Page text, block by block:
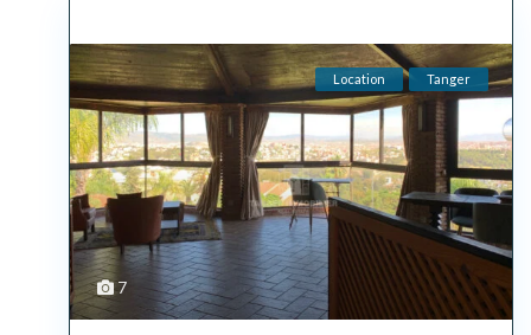
7
Location Tanger